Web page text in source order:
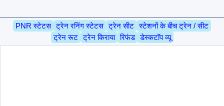
PNR स्टेटस ट्रेन रनिंग स्टेटस ट्रेन सीट स्टेशनों के बीच ट्रेन / सीट
ट्रेन रूट ट्रेन किराया रिफंड डेस्कटॉप व्यू